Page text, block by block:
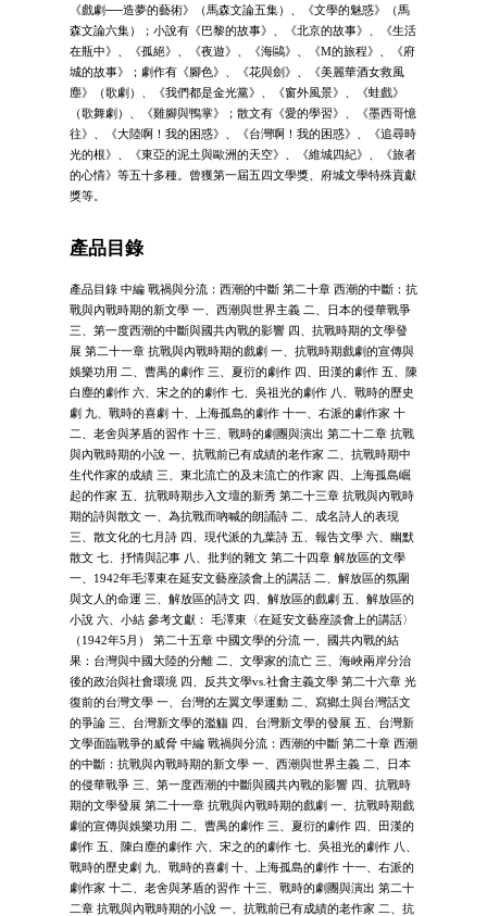
《戲劇──造夢的藝術》（馬森文論五集）、《文學的魅惑》（馬
森文論六集）；小說有《巴黎的故事》、《北京的故事》、《生活
在瓶中》、《孤絕》、《夜遊》、《海鷗》、《M的旅程》、《府
城的故事》；劇作有《腳色》、《花與劍》、《美麗華酒女救風
塵》（歌劇）、《我們都是金光黨》、《窗外風景》、《蛙戲》
（歌舞劇）、《雞腳與鴨掌》；散文有《愛的學習》、《墨西哥憶
往》、《大陸啊！我的困惑》、《台灣啊！我的困惑》、《追尋時
光的根》、《東亞的泥土與歐洲的天空》、《維城四紀》、《旅者
的心情》等五十多種。曾獲第一屆五四文學獎、府城文學特殊貢獻
獎等。
產品目錄
產品目錄 中編 戰禍與分流：西潮的中斷 第二十章 西潮的中斷：抗
戰與內戰時期的新文學 一、西潮與世界主義 二、日本的侵華戰爭
三、第一度西潮的中斷與國共內戰的影響 四、抗戰時期的文學發
展 第二十一章 抗戰與內戰時期的戲劇 一、抗戰時期戲劇的宣傳與
娛樂功用 二、曹禺的劇作 三、夏衍的劇作 四、田漢的劇作 五、陳
白塵的劇作 六、宋之的的劇作 七、吳祖光的劇作 八、戰時的歷史
劇 九、戰時的喜劇 十、上海孤島的劇作 十一、右派的劇作家 十
二、老舍與茅盾的習作 十三、戰時的劇團與演出 第二十二章 抗戰
與內戰時期的小說 一、抗戰前已有成績的老作家 二、抗戰時期中
生代作家的成績 三、東北流亡的及未流亡的作家 四、上海孤島崛
起的作家 五、抗戰時期步入文壇的新秀 第二十三章 抗戰與內戰時
期的詩與散文 一、為抗戰而吶喊的朗誦詩 二、成名詩人的表現
三、散文化的七月詩 四、現代派的九葉詩 五、報告文學 六、幽默
散文 七、抒情與記事 八、批判的雜文 第二十四章 解放區的文學
一、1942年毛澤東在延安文藝座談會上的講話 二、解放區的氛圍
與文人的命運 三、解放區的詩文 四、解放區的戲劇 五、解放區的
小說 六、小結 參考文獻： 毛澤東〈在延安文藝座談會上的講話〉
（1942年5月） 第二十五章 中國文學的分流 一、國共內戰的結
果：台灣與中國大陸的分離 二、文學家的流亡 三、海峽兩岸分治
後的政治與社會環境 四、反共文學vs.社會主義文學 第二十六章 光
復前的台灣文學 一、台灣的左翼文學運動 二、寫鄉土與台灣話文
的爭論 三、台灣新文學的濫觴 四、台灣新文學的發展 五、台灣新
文學面臨戰爭的威脅 中編 戰禍與分流：西潮的中斷 第二十章 西潮
的中斷：抗戰與內戰時期的新文學 一、西潮與世界主義 二、日本
的侵華戰爭 三、第一度西潮的中斷與國共內戰的影響 四、抗戰時
期的文學發展 第二十一章 抗戰與內戰時期的戲劇 一、抗戰時期戲
劇的宣傳與娛樂功用 二、曹禺的劇作 三、夏衍的劇作 四、田漢的
劇作 五、陳白塵的劇作 六、宋之的的劇作 七、吳祖光的劇作 八、
戰時的歷史劇 九、戰時的喜劇 十、上海孤島的劇作 十一、右派的
劇作家 十二、老舍與茅盾的習作 十三、戰時的劇團與演出 第二十
二章 抗戰與內戰時期的小說 一、抗戰前已有成績的老作家 二、抗